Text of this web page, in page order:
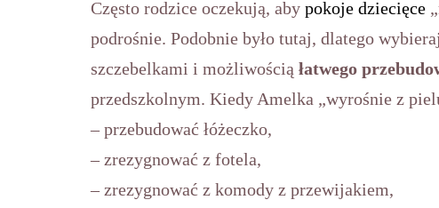
Często rodzice oczekują, aby pokoje dziecięce „
podrośnie. Podobnie było tutaj, dlatego
szczebelkami i możliwością łatwego
przedszkolnym. Kiedy Amelka „wyrośnie z
– przebudować łóżeczko,
– zrezygnować z fotela,
– zrezygnować z komody z przewijakiem,